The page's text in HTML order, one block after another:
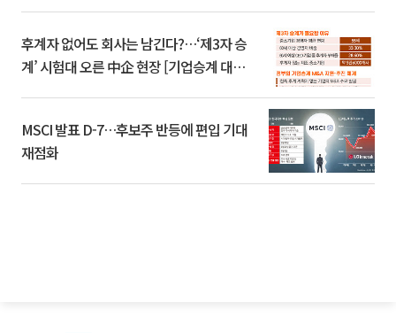
후계자 없어도 회사는 남긴다?…‘제3자 승
계’ 시험대 오른 中企 현장 [기업승계 대전
MSCI 발표 D-7…후보주 반등에 편입 기대
재점화